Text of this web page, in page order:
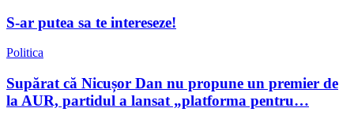
S-ar putea sa te intereseze!
Politica
Supărat că Nicușor Dan nu propune un premier de
la AUR, partidul a lansat „platforma pentru…